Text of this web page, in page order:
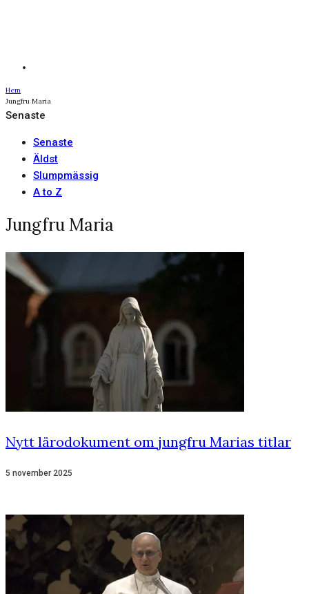
Hem
Jungfru Maria
Senaste
Senaste
Äldst
Slumpmässig
A to Z
Jungfru Maria
Nytt lärodokument om jungfru Marias titlar
5 november 2025